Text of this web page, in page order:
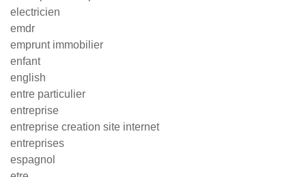
electricien
emdr
emprunt immobilier
enfant
english
entre particulier
entreprise
entreprise creation site internet
entreprises
espagnol